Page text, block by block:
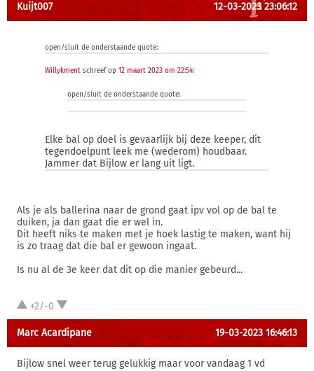
Kuijt007 12-03-2023 23:06:12
open/sluit de onderstaande quote:
Willykment schreef op 12 maart 2023 om 22:54:
open/sluit de onderstaande quote:
Elke bal op doel is gevaarlijk bij deze keeper, dit
tegendoelpunt leek me (wederom) houdbaar.
Jammer dat Bijlow er lang uit ligt.
Als je als ballerina naar de grond gaat ipv vol op de bal te
duiken, ja dan gaat die er wel in.
Dit heeft niks te maken met je hoek lastig te maken, want hij
is zo traag dat die bal er gewoon ingaat.
Is nu al de 3e keer dat dit op die manier gebeurd...
+2/-0
Marc Acardipane 19-03-2023 16:46:13
Bijlow snel weer terug gelukkig maar voor vandaag 1 vd